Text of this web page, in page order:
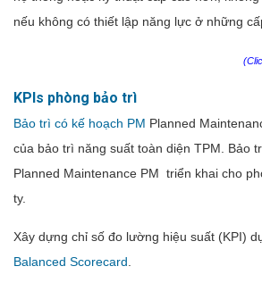
nếu không có thiết lập năng lực ở những
KPIs phòng bảo trì
Bảo trì có kế hoạch PM Planned
của bảo trì năng suất toàn diện TPM. Bảo
Planned Maintenance PM triển khai cho
ty.
Xây dựng chỉ số đo lường hiệu suất (KPI)
Balanced Scorecard